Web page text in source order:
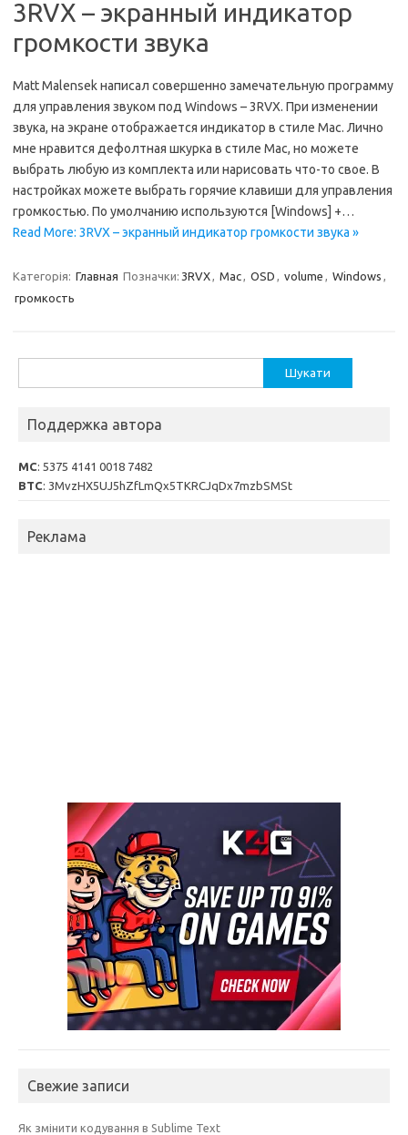
3RVX – экранный индикатор
громкости звука
Matt Malensek написал совершенно замечательную программу
для управления звуком под Windows – 3RVX. При изменении
звука, на экране отображается индикатор в стиле Mac. Лично
мне нравится дефолтная шкурка в стиле Mac, но можете
выбрать любую из комплекта или нарисовать что-то свое. В
настройках можете выбрать горячие клавиши для управления
громкостью. По умолчанию используются [Windows] +…
Read More: 3RVX – экранный индикатор громкости звука »
Категорія: Главная Позначки: 3RVX, Mac, OSD , volume , Windows ,
громкость
Поддержка автора
MC: 5375 4141 0018 7482
BTC: 3MvzHX5UJ5hZfLmQx5TKRCJqDx7mzbSMSt
Реклама
Свежие записи
Як змінити кодування в Sublime Text